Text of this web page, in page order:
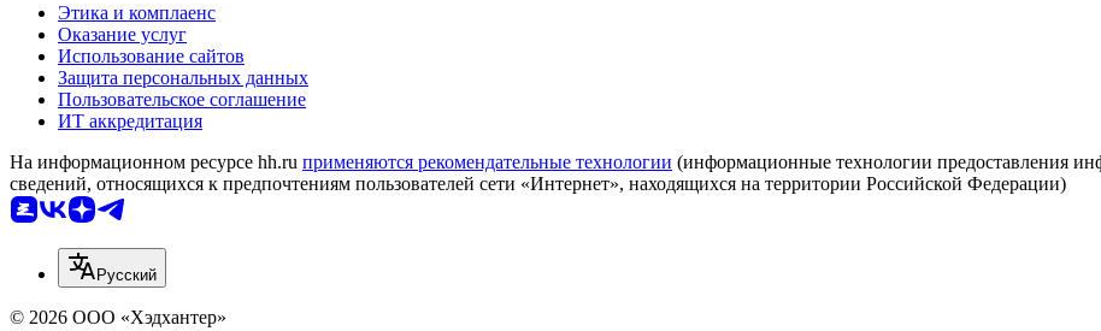
Этика и комплаенс
Оказание услуг
Использование сайтов
Защита персональных данных
Пользовательское соглашение
ИТ аккредитация
На информационном ресурсе hh.ru применяются рекомендательные технологии (информационные технологии предоставления
сведений, относящихся к предпочтениям пользователей сети «Интернет», находящихся на территории Российской Федерации)
Русский
© 2026 ООО «Хэдхантер»